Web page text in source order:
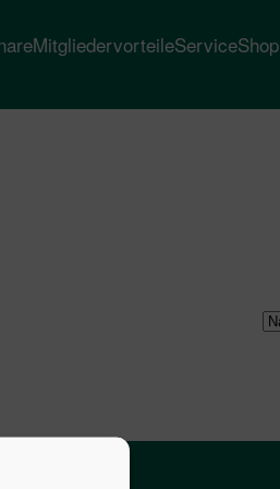
MitgliedervorteileServiceShop